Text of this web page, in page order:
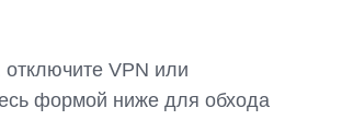
VPN или
формой ниже для обхода